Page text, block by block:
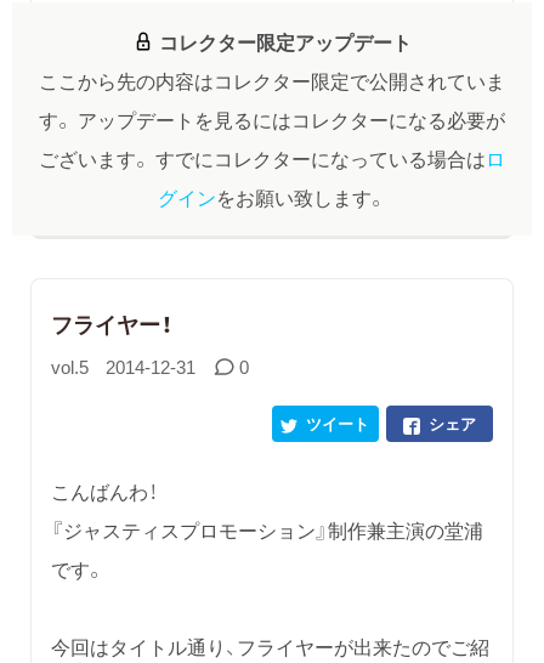
コレクター限定アップデート
ここから先の内容はコレクター限定で公開されていま
す。 アップデートを見るにはコレクターになる必要が
ございます。 すでにコレクターになっている場合はロ
グインをお願い致します。
フライヤー！
vol.5 2014-12-31 0
シェア
ツイート
こんばんわ！
『ジャスティスプロモーション』制作兼主演の堂浦
です。
今回はタイトル通り、フライヤーが出来たのでご紹